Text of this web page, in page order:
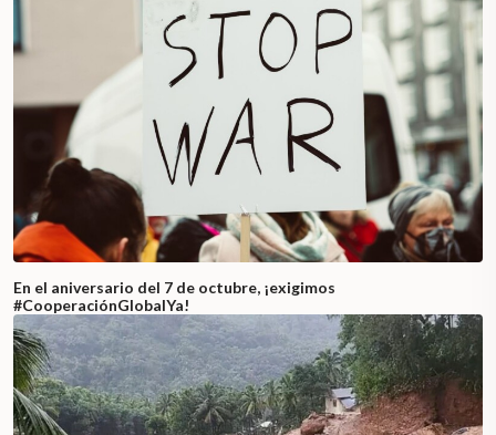
En el aniversario del 7 de octubre, ¡exigimos
#CooperaciónGlobalYa!